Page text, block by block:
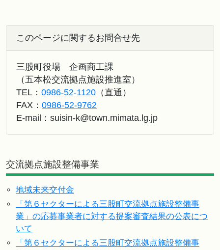
このページに関するお問合せ先
三股町役場 企画商工課
（五本松交流拠点施設推進室）
TEL： 0986-52-1120 （直通）
FAX： 0986-52-9762
E-mail： suisin-k@town.mimata.lg.jp
交流拠点施設整備事業
地域未来交付金
「第６セクターによる三股町交流拠点施設整備事
業」の応募事業者に対する提案審査結果の公表につ
いて
「第６セクターによる三股町交流拠点施設整備事